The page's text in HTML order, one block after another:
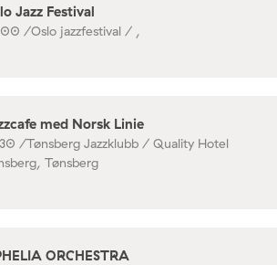
Jazz Festival
/Oslo jazzfestival / ,
med Norsk Linie
/Tønsberg Jazzklubb / Quality Hotel
Tønsberg
ORCHESTRA